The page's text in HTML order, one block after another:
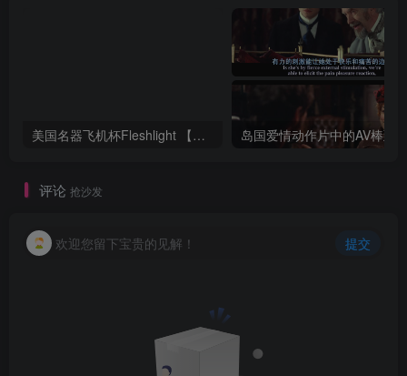
美国名器飞机杯Fleshlight 【Quickshot-Vantage 双头飞机杯】完全评测
评论 抢沙发
欢迎您留下宝贵的见解！ 提交